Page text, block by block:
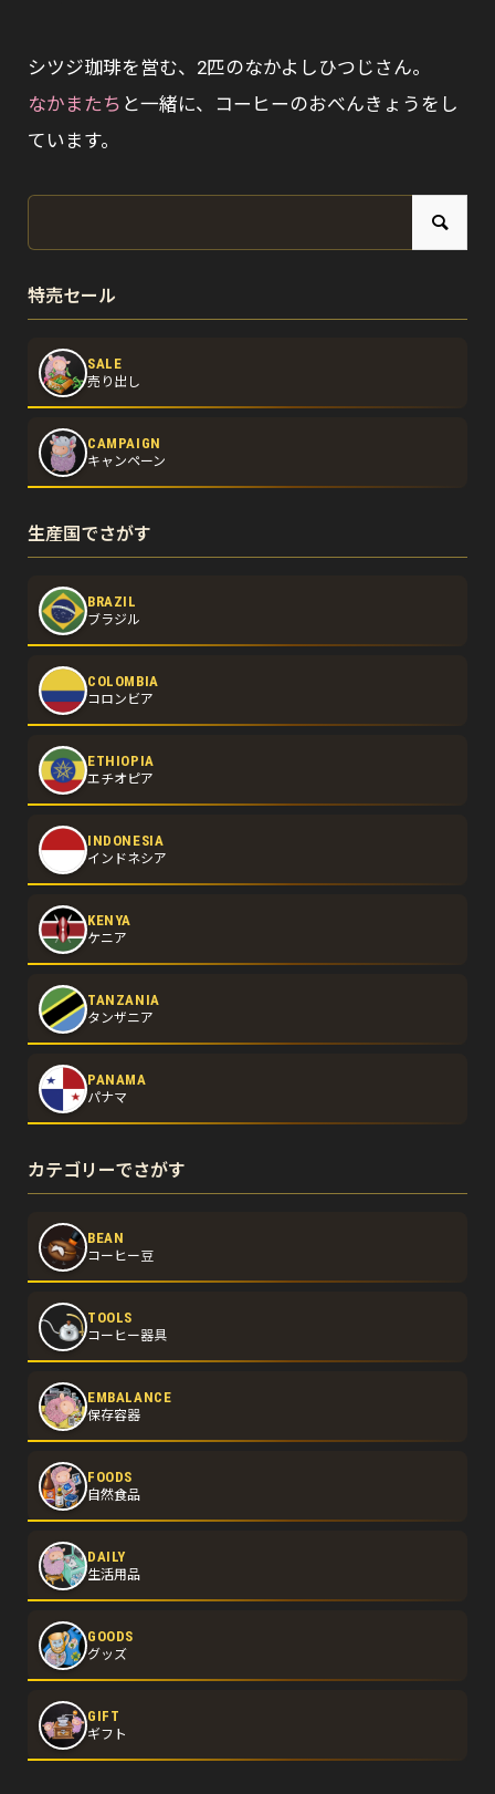
シツジ珈琲を営む、2匹のなかよしひつじさん。
なかまたち と一緒に、コーヒーのおべんきょうをし
ています。
特売セール
SALE
売り出し
CAMPAIGN
キャンペーン
生産国でさがす
BRAZIL
ブラジル
COLOMBIA
コロンビア
ETHIOPIA
エチオピア
INDONESIA
インドネシア
KENYA
ケニア
TANZANIA
タンザニア
PANAMA
パナマ
カテゴリーでさがす
BEAN
コーヒー豆
TOOLS
コーヒー器具
EMBALANCE
保存容器
FOODS
自然食品
DAILY
生活用品
GOODS
グッズ
GIFT
ギフト